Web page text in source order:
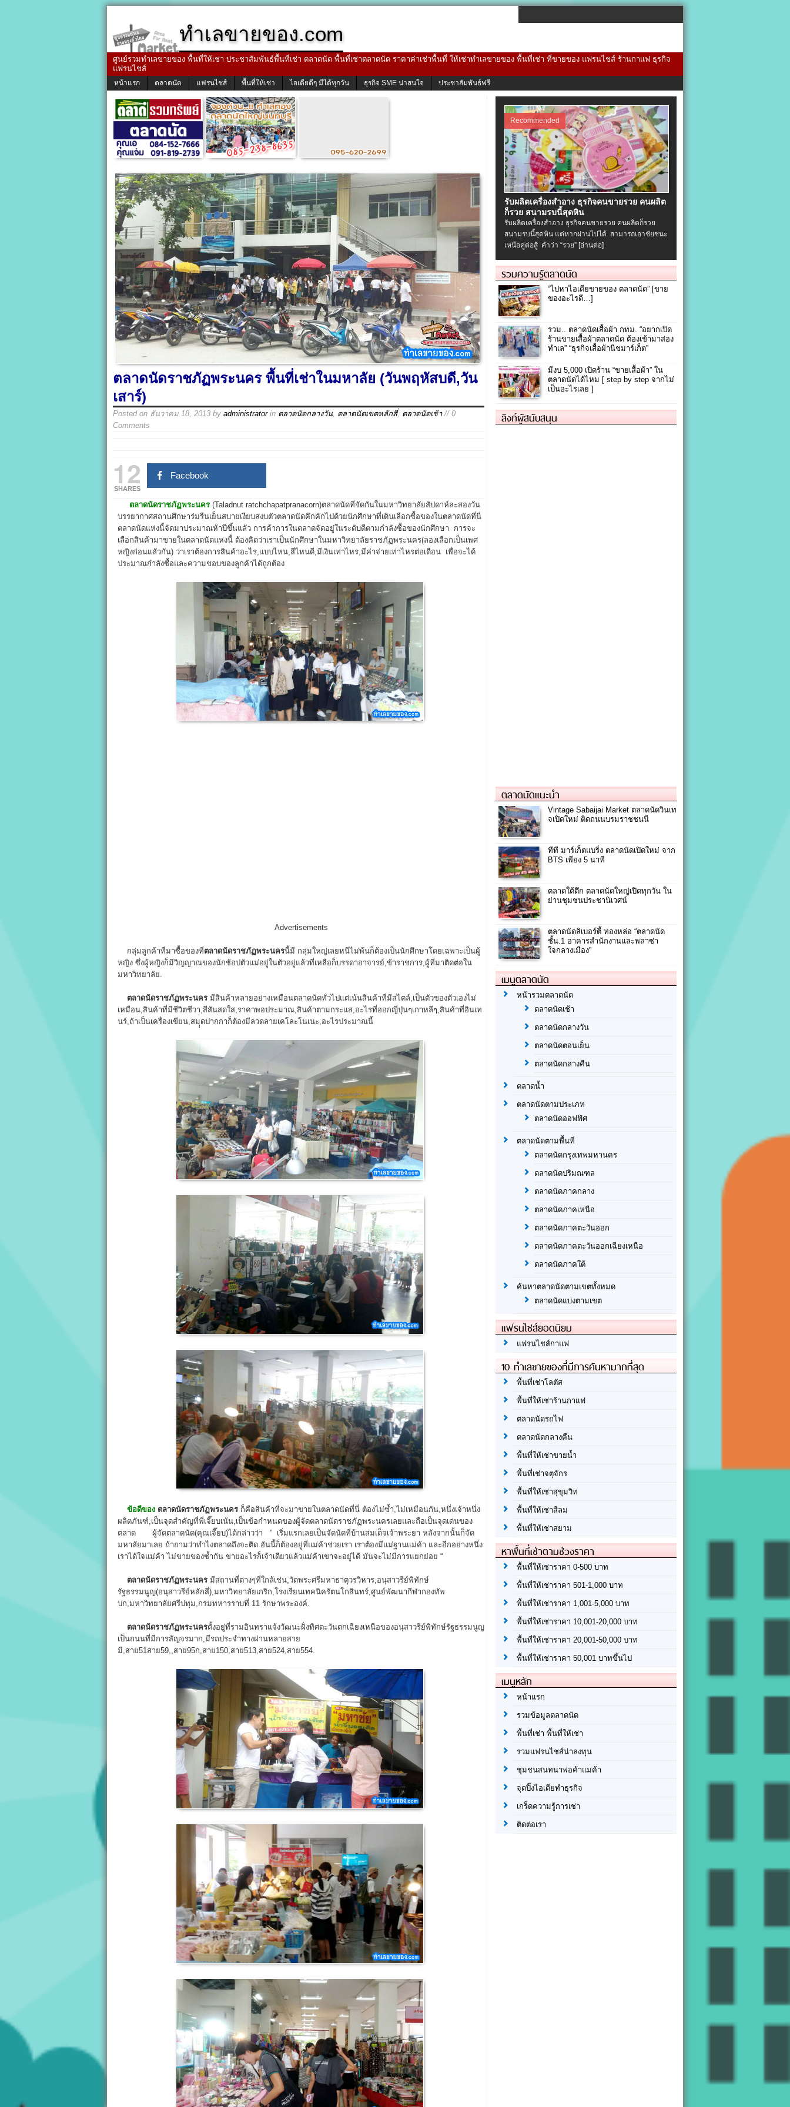
ทำเลขายของ.com
ศูนย์รวมทำเลขายของ พื้นที่ให้เช่า ประชาสัมพันธ์พื้นที่เช่า ตลาดนัด พื้นที่เช่าตลาดนัด ราคาค่าเช่าพื้นที่ ให้เช่าทำเลขายของ พื้นที่เช่า ที่ขายของ แฟรนไชส์ ร้านกาแฟ ธุรกิจ
แฟรนไชส์
หน้าแรก ตลาดนัด แฟรนไชส์ พื้นที่ให้เช่า ไอเดียดีๆ มีได้ทุกวัน ธุรกิจ SME น่าสนใจ ประชาสัมพันธ์ฟรี
ตลาดนัดราชภัฏพระนคร พื้นที่เช่าในมหาลัย (วันพฤหัสบดี,วัน
เสาร์)
Posted on ธันวาคม 18, 2013 by administratorin ตลาดนัดกลางวัน ตลาดนัดเขตหลักสี่, ตลาดนัดเช้า// 0
Comments
12
SHARES
Facebook
ตลาดนัดราชภัฏพระนคร (Taladnut ratchchapatpranacorn)ตลาดนัดที่จัดกันในมหาวิทยาลัยสัปดาห์ละสองวัน
บรรยากาศสถานศึกษาร่มรืนเย็นสบายเงียบสงบตัวตลาดนัดคึกคักไปด้วยนักศึกษาที่เดินเลือกซื้อของในตลาดนัดที่นี่
ตลาดนัดแห่งนี้จัดมาประมาณห้าปีขึ้นแลัว การค้าการในตลาดจัดอยู่ในระดับดีตามกำลังซื้อของนักศึกษา การจะ
เลือกสินค้ามาขายในตลาดนัดแห่งนี้ ต้องคิดว่าเราเป็นนักศึกษาในมหาวิทยาลัยราชภัฏพระนคร(ลองเลือกเป็นเพศ
หญิงก่อนแลัวกัน) ว่าเราต้องการสินค้าอะไร,แบบไหน,สีไหนดี,มีเงินเท่าไหร,มีค่าจ่ายเท่าไหรต่อเดือน เพื่อจะได้
ประมาณกำลังซื้อและความชอบของลูกค้าได้ถูกต้อง
Advertisements
กลุ่มลูกค้าที่มาซื้อของที่ตลาดนัดราชภัฏพระนครนี้มี กลุ่มใหญ่เลยหนีไม่พ้นก็ต้องเป็นนักศึกษาโดยเฉพาะเป็นผู้
หญิง ซึ่งผู้หญิงก็มีวิญญาณของนักช้อปตัวแม่อยู่ในตัวอยู่แล้วที่เหลือก็บรรดาอาจารย์,ข้าราชการ,ผู้ที่มาติดต่อใน
มหาวิทยาลัย.
ตลาดนัดราชภัฏพระนคร มีสินค้าหลายอย่างเหมือนตลาดนัดทั่วไปแต่เน้นสินค้าที่มีสไตล์,เป็นตัวของตัวเองไม่
เหมือน,สินค้าที่มีชีวิตชีวา,สีสันสดใส,ราคาพอประมาณ,สินค้าตามกระแส,อะไรที่ออกญี่ปุ่นๆเกาหลีๆ,สินค้าที่อินเท
นร์,ถ้าเป็นเครื่องเขียน,สมุุดปากกาก็ต้องมีลวดลายเคโละโนเนะ,อะไรประมาณนี้
ข้อดีของ ตลาดนัดราชภัฏพระนคร ก็คือสินค้าที่จะมาขายในตลาดนัดที่นี่ ต้องไม่ซ้ำ,ไม่เหมือนกัน,หนึ่งเจ้าหนึ่ง
ผลิตภันฑ์,เป็นจุดสำคัญที่พี่เจี๊ยบเน้น,เป็นข้อกำหนดของผู้จัดตลาดนัดราชภัฏพระนครเลยและถือเป็นจุดเด่นของ
ตลาด ผู้จัดตลาดนัด(คุณเจี๊ยบ)ได้กล่าวว่า ” เริ่มแรกเลยเป็นจัดนัดที่บ้านสมเด็จเจ้าพระยา หลังจากนั้นก็จัด
มหาลัยมาเลย ถ้าถามว่าทำไงตลาดถึงจะติด อันนี้ก็ต้องอยู่ที่แม่ค้าช่วยเรา เราต้องมีแม่ฐานแม่ค้า และอีกอย่างหนึ่ง
เราได้ใจแม่ค้า ไม่ขายของซ้ำกัน ขายอะไรก็เจ้าเดียวแล้วแม่ค้าเขาจะอยู่ได้ มันจะไม่มีการแยกย่อย “
ตลาดนัดราชภัฏพระนคร มีสถานที่ต่างๆที่ใกล้เช่น,วัดพระศรีมหาธาตุวรวิหาร,อนุสาวรีย์พิทักษ์
รัฐธรรมนูญ(อนุสาวรีย์หลักสี่),มหาวิทยาลัยเกริก,โรงเรียนเทคนิครัตนโกสินทร์,ศูนย์พัฒนากีฬากองทัพ
บก,มหาวิทยาลัยศรีปทุม,กรมทหารราบที่ 11 รักษาพระองค์.
ตลาดนัดราชภัฏพระนครตั้งอยู่ที่รามอินทราแจ้งวัฒนะฝั่งทิศตะวันตกเฉียงเหนือของอนุสาวรีย์พิทักษ์รัฐธรรมนูญ
เป็นถนนที่มีการสัญจรมาก,มีรถประจำทางผ่านหลายสาย
มี,สาย51สาย59,,สาย95ก,สาย150,สาย513,สาย524,สาย554.
Recommended
รับผลิตเครื่องสําอาง ธุรกิจคนขายรวย คนผลิต
ก็รวย สนามรบนี้สุดหิน
รับผลิตเครื่องสําอาง ธุรกิจคนขายรวย คนผลิตก็รวย
สนามรบนี้สุดหิน แต่หากผ่านไปได้ สามารถเอาชัยชนะ
เหนือคู่ต่อสู้ คำว่า “รวย” [อ่านต่อ]
รวมความรู้ตลาดนัด
“ไปหาไอเดียขายของ ตลาดนัด” [ขาย
ของอะไรดี…]
รวม.. ตลาดนัดเสื้อผ้า กทม. “อยากเปิด
ร้านขายเสื้อผ้าตลาดนัด ต้องเข้ามาส่อง
ทำเล” “ธุรกิจเสื้อผ้านีชมาร์เก็ต”
มีงบ 5,000 เปิดร้าน “ขายเสื้อผ้า” ใน
ตลาดนัดได้ไหม [ step by step จากไม่
เป็นอะไรเลย ]
ลิงก์ผู้สนับสนุน
ตลาดนัดแนะนำ
Vintage Sabaijai Market ตลาดนัดวินเท
จเปิดใหม่ ติดถนนบรมราชชนนี
ทีที มาร์เก็ตแบริ่ง ตลาดนัดเปิดใหม่ จาก
BTS เพียง 5 นาที
ตลาดใต้ตึก ตลาดนัดใหญ่เปิดทุกวัน ใน
ย่านชุมชนประชานิเวศน์
ตลาดนัดลิเบอร์ตี้ ทองหล่อ “ตลาดนัด
ชั้น.1 อาคารสำนักงานและพลาซ่า
ใจกลางเมือง”
เมนูตลาดนัด
หน้ารวมตลาดนัด
ตลาดนัดเช้า
ตลาดนัดกลางวัน
ตลาดนัดตอนเย็น
ตลาดนัดกลางคืน
ตลาดน้ำ
ตลาดนัดตามประเภท
ตลาดนัดออฟฟิศ
ตลาดนัดตามพื้นที่
ตลาดนัดกรุงเทพมหานคร
ตลาดนัดปริมณฑล
ตลาดนัดภาคกลาง
ตลาดนัดภาคเหนือ
ตลาดนัดภาคตะวันออก
ตลาดนัดภาคตะวันออกเฉียงเหนือ
ตลาดนัดภาคใต้
ค้นหาตลาดนัดตามเขตทั้งหมด
ตลาดนัดแบ่งตามเขต
แฟรนไชส์ยอดนิยม
แฟรนไชส์กาแฟ
10 ทำเลขายของที่มีการค้นหามากที่สุด
พื้นที่เช่าโลตัส
พื้นที่ให้เช่าร้านกาแฟ
ตลาดนัดรถไฟ
ตลาดนัดกลางคืน
พื้นที่ให้เช่าขายน้ำ
พื้นที่เช่าจตุจักร
พื้นที่ให้เช่าสุขุมวิท
พื้นที่ให้เช่าสีลม
พื้นที่ให้เช่าสยาม
หาพื้นที่เช่าตามช่วงราคา
พื้นที่ให้เช่าราคา 0-500 บาท
พื้นที่ให้เช่าราคา 501-1,000 บาท
พื้นที่ให้เช่าราคา 1,001-5,000 บาท
พื้นที่ให้เช่าราคา 10,001-20,000 บาท
พื้นที่ให้เช่าราคา 20,001-50,000 บาท
พื้นที่ให้เช่าราคา 50,001 บาทขึ้นไป
เมนูหลัก
หน้าแรก
รวมข้อมูลตลาดนัด
พื้นที่เช่า พื้นที่ให้เช่า
รวมแฟรนไชส์น่าลงทุน
ชุมชนสนทนาพ่อค้าแม่ค้า
จุดปิ๊งไอเดียทำธุรกิจ
เกร็ดความรู้การเช่า
ติดต่อเรา